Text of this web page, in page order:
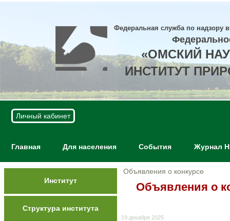
Федеральная служба по надзору
«ОМСКИЙ
ИНСТИТУТ
Личный кабинет
Главная Для населения События Журнал
Институт
Структура института
Объявления о конкурсе
Объявления о
19 декабря 2025